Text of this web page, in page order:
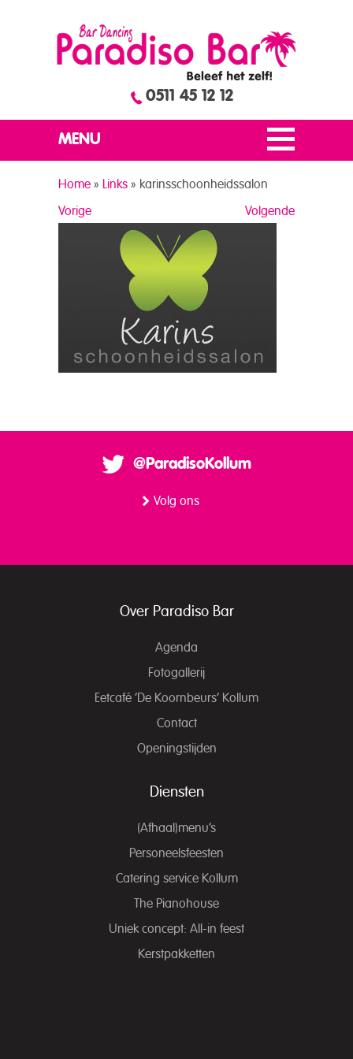
0511 45 12 12
MENU
Home » Links » karinsschoonheidssalon
Volgende
Vorige
@ParadisoKollum
Volg ons
Over Paradiso Bar
Agenda
Fotogallerij
Eetcafé ‘De Koornbeurs’ Kollum
Contact
Openingstijden
Diensten
(Afhaal)menu’s
Personeelsfeesten
Catering service Kollum
The Pianohouse
Uniek concept: All-in feest
Kerstpakketten